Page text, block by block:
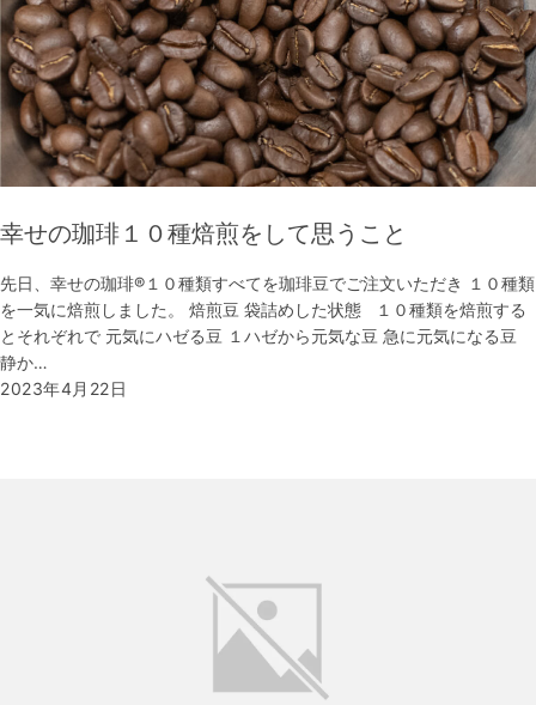
幸せの珈琲１０種焙煎をして思うこと
先日、幸せの珈琲®︎１０種類すべてを珈琲豆でご注文いただき １０種類
を一気に焙煎しました。 焙煎豆 袋詰めした状態 １０種類を焙煎する
とそれぞれで 元気にハゼる豆 １ハゼから元気な豆 急に元気になる豆
静か…
2023年4月22日